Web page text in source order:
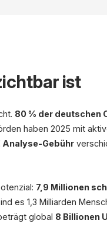
Gesamt-Score
Formular-Labels
ARIA-Attribute
Semantik
ist
80 % der deutschen
haben 2025 mit
Analyse-Gebühr
7,9 Millionen
es 1,3 Milliarden
global 8 Billionen